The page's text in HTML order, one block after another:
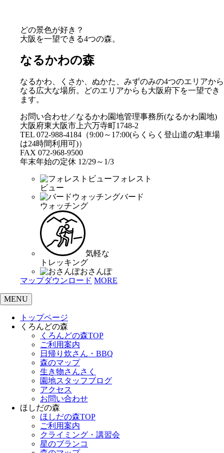
どの景色が好き？
大阪を一望できる4つの森。
なるかわの森
なるかわ、くさか、ぬかた、みずのみの4つのエリアから
なる広大な場所。どのエリアからも大阪府下を一望でき
ます。
お問い合わせ／なるかわ園地管理事務所(なるかわ園地)
大阪府東大阪市上六万寺町1748-2
TEL 072-988-4184（9:00～17:00(らくらく登山道の駐車場
は24時間利用可)）
FAX 072-968-9500
年末年始の定休 12/29～1/3
フォレスト
ビュー
バード
ウォッチング
気軽な
トレッキング
おさんぽ
マップダウンロード MORE
MENU
トップページ
くろんどの森
くろんどの森TOP
ご利用案内
日帰り炊さん・BBQ
森のマップ
生き物さんさく
園地スタッフブログ
アクセス
お問い合わせ
ほしだの森
ほしだの森TOP
ご利用案内
クライミング・講習会
星のブランコ